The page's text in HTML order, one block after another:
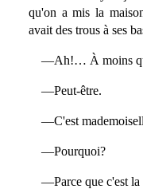
qu'on a mis la
avait des trous à ses
—Ah!… À moins
—Peut-être.
—C'est
—Pourquoi?
—Parce que c'est la